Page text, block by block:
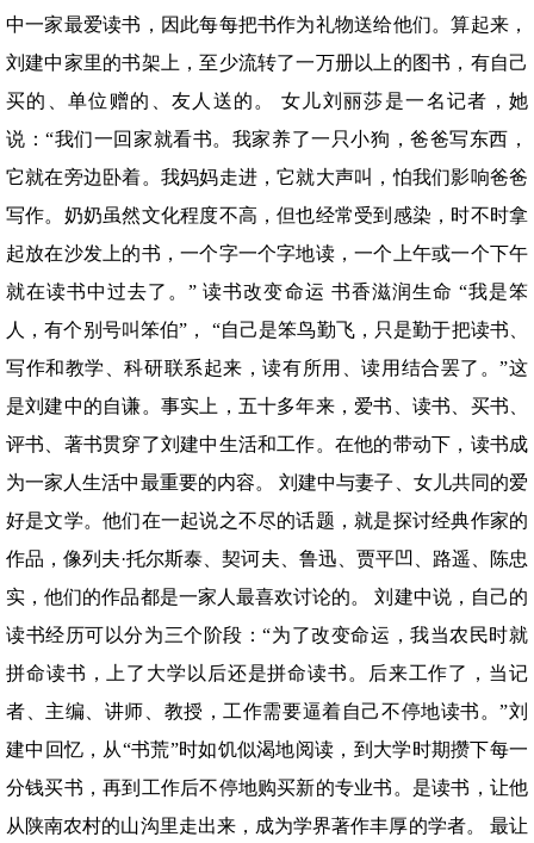
中一家最爱读书，因此每每把书作为礼物送给他们。算起来，
刘建中家里的书架上，至少流转了一万册以上的图书，有自己
买的、单位赠的、友人送的。 女儿刘丽莎是一名记者，她
说：“我们一回家就看书。我家养了一只小狗，爸爸写东西，
它就在旁边卧着。我妈妈走进，它就大声叫，怕我们影响爸爸
写作。奶奶虽然文化程度不高，但也经常受到感染，时不时拿
起放在沙发上的书，一个字一个字地读，一个上午或一个下午
就在读书中过去了。” 读书改变命运 书香滋润生命 “我是笨
人，有个别号叫笨伯”， “自己是笨鸟勤飞，只是勤于把读书、
写作和教学、科研联系起来，读有所用、读用结合罢了。”这
是刘建中的自谦。事实上，五十多年来，爱书、读书、买书、
评书、著书贯穿了刘建中生活和工作。在他的带动下，读书成
为一家人生活中最重要的内容。 刘建中与妻子、女儿共同的爱
好是文学。他们在一起说之不尽的话题，就是探讨经典作家的
作品，像列夫·托尔斯泰、契诃夫、鲁迅、贾平凹、路遥、陈忠
实，他们的作品都是一家人最喜欢讨论的。 刘建中说，自己的
读书经历可以分为三个阶段：“为了改变命运，我当农民时就
拼命读书，上了大学以后还是拼命读书。后来工作了，当记
者、主编、讲师、教授，工作需要逼着自己不停地读书。”刘
建中回忆，从“书荒”时如饥似渴地阅读，到大学时期攒下每一
分钱买书，再到工作后不停地购买新的专业书。是读书，让他
从陕南农村的山沟里走出来，成为学界著作丰厚的学者。 最让